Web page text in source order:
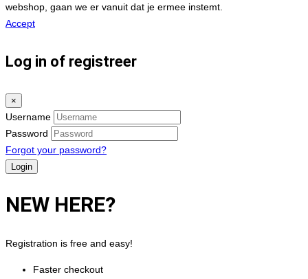
webshop, gaan we er vanuit dat je ermee instemt.
Accept
Log in of registreer
×
Username
Password
Forgot your password?
NEW HERE?
Registration is free and easy!
Faster checkout